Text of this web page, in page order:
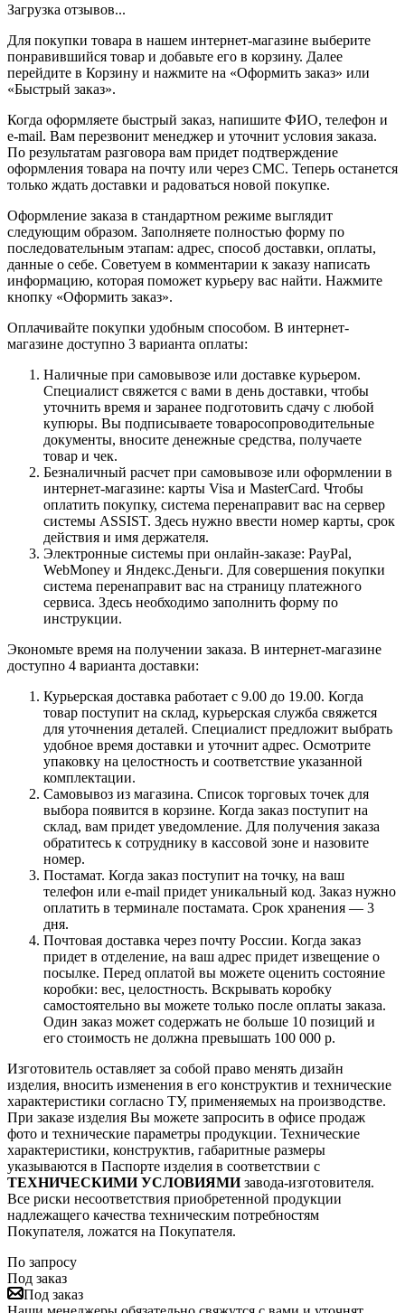
Загрузка отзывов...
Для покупки товара в нашем интернет-магазине выберите
понравившийся товар и добавьте его в корзину. Далее
перейдите в Корзину и нажмите на «Оформить заказ» или
«Быстрый заказ».
Когда оформляете быстрый заказ, напишите ФИО, телефон и
e-mail. Вам перезвонит менеджер и уточнит условия заказа.
По результатам разговора вам придет подтверждение
оформления товара на почту или через СМС. Теперь останется
только ждать доставки и радоваться новой покупке.
Оформление заказа в стандартном режиме выглядит
следующим образом. Заполняете полностью форму по
последовательным этапам: адрес, способ доставки, оплаты,
данные о себе. Советуем в комментарии к заказу написать
информацию, которая поможет курьеру вас найти. Нажмите
кнопку «Оформить заказ».
Оплачивайте покупки удобным способом. В интернет-
магазине доступно 3 варианта оплаты:
Наличные при самовывозе или доставке курьером.
Специалист свяжется с вами в день доставки, чтобы
уточнить время и заранее подготовить сдачу с любой
купюры. Вы подписываете товаросопроводительные
документы, вносите денежные средства, получаете
товар и чек.
Безналичный расчет при самовывозе или оформлении в
интернет-магазине: карты Visa и MasterCard. Чтобы
оплатить покупку, система перенаправит вас на сервер
системы ASSIST. Здесь нужно ввести номер карты, срок
действия и имя держателя.
Электронные системы при онлайн-заказе: PayPal,
WebMoney и Яндекс.Деньги. Для совершения покупки
система перенаправит вас на страницу платежного
сервиса. Здесь необходимо заполнить форму по
инструкции.
Экономьте время на получении заказа. В интернет-магазине
доступно 4 варианта доставки:
Курьерская доставка работает с 9.00 до 19.00. Когда
товар поступит на склад, курьерская служба свяжется
для уточнения деталей. Специалист предложит выбрать
удобное время доставки и уточнит адрес. Осмотрите
упаковку на целостность и соответствие указанной
комплектации.
Самовывоз из магазина. Список торговых точек для
выбора появится в корзине. Когда заказ поступит на
склад, вам придет уведомление. Для получения заказа
обратитесь к сотруднику в кассовой зоне и назовите
номер.
Постамат. Когда заказ поступит на точку, на ваш
телефон или e-mail придет уникальный код. Заказ нужно
оплатить в терминале постамата. Срок хранения — 3
дня.
Почтовая доставка через почту России. Когда заказ
придет в отделение, на ваш адрес придет извещение о
посылке. Перед оплатой вы можете оценить состояние
коробки: вес, целостность. Вскрывать коробку
самостоятельно вы можете только после оплаты заказа.
Один заказ может содержать не больше 10 позиций и
его стоимость не должна превышать 100 000 р.
Изготовитель оставляет за собой право менять дизайн
изделия, вносить изменения в его конструктив и технические
характеристики согласно ТУ, применяемых на производстве.
При заказе изделия Вы можете запросить в офисе продаж
фото и технические параметры продукции. Технические
характеристики, конструктив, габаритные размеры
указываются в Паспорте изделия в соответствии с
ТЕХНИЧЕСКИМИ УСЛОВИЯМИзавода-изготовителя.
Все риски несоответствия приобретенной продукции
надлежащего качества техническим потребностям
Покупателя, ложатся на Покупателя.
По запросу
Под заказ
Под заказ